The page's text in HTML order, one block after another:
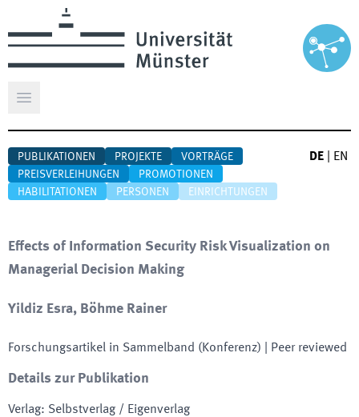
Hauptmenü öffnen
PUBLIKATIONEN PROJEKTE
VORTRÄGE
PREISVERLEIHUNGEN
PROMOTIONEN
HABILITATIONEN
PERSONEN EINRICHTUNGEN
DE EN
Effects of Information Security Risk Visualization on
Managerial Decision Making
Yildiz Esra, Böhme Rainer
Forschungsartikel in Sammelband (Konferenz) | Peer reviewed
Details zur Publikation
Verlag: Selbstverlag / Eigenverlag